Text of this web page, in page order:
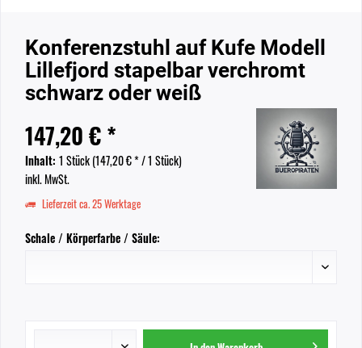
Konferenzstuhl auf Kufe Modell
Lillefjord stapelbar verchromt
schwarz oder weiß
147,20 € *
Inhalt: 1 Stück (147,20 €* / 1 Stück)
inkl. MwSt.
Lieferzeit ca. 25 Werktage
Schale / Körperfarbe / Säule: